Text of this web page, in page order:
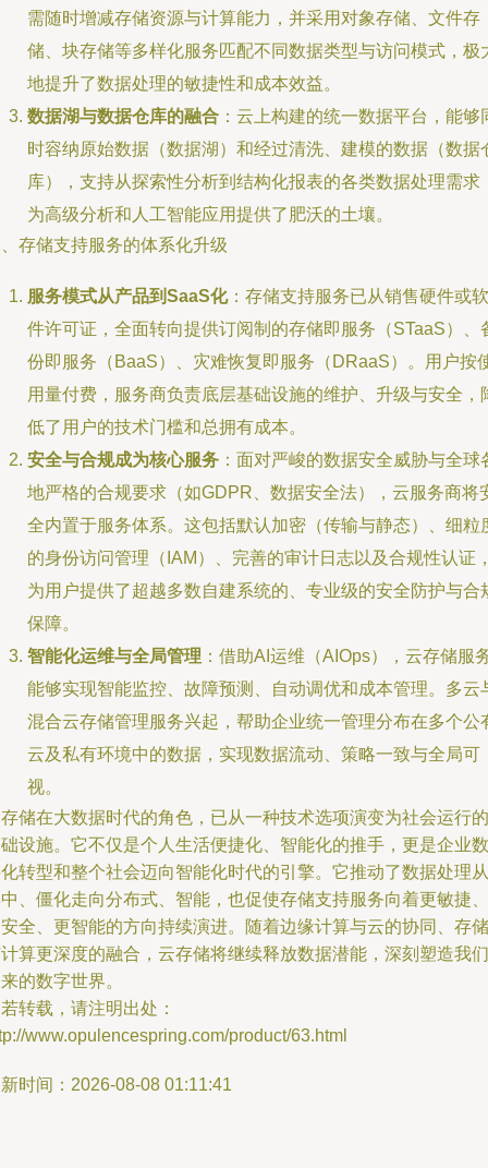
需随时增减存储资源与计算能力，并采用对象存储、文件存
储、块存储等多样化服务匹配不同数据类型与访问模式，极
地提升了数据处理的敏捷性和成本效益。
数据湖与数据仓库的融合 ：云上构建的统一数据平台，能够
时容纳原始数据（数据湖）和经过清洗、建模的数据（数据
库），支持从探索性分析到结构化报表的各类数据处理需求
为高级分析和人工智能应用提供了肥沃的土壤。
存储支持服务的体系化升级
服务模式从产品到SaaS化：存储支持服务已从销售硬件或软
件许可证，全面转向提供订阅制的存储即服务（STaaS）、
份即服务（BaaS）、灾难恢复即服务（DRaaS）。用户按
用量付费，服务商负责底层基础设施的维护、升级与安全，
低了用户的技术门槛和总拥有成本。
安全与合规成为核心服务 ：面对严峻的数据安全威胁与全球
地严格的合规要求（如GDPR、数据安全法），云服务商将
全内置于服务体系。这包括默认加密（传输与静态）、细粒
的身份访问管理（IAM）、完善的审计日志以及合规性认证
为用户提供了超越多数自建系统的、专业级的安全防护与合
保障。
智能化运维与全局管理 ：借助AI运维（AIOps），云存储服
能够实现智能监控、故障预测、自动调优和成本管理。多云
混合云存储管理服务兴起，帮助企业统一管理分布在多个公
云及私有环境中的数据，实现数据流动、策略一致与全局可
视。
储在大数据时代的角色，已从一种技术选项演变为社会运行的
设施。它不仅是个人生活便捷化、智能化的推手，更是企业数
转型和整个社会迈向智能化时代的引擎。它推动了数据处理从
、僵化走向分布式、智能，也促使存储支持服务向着更敏捷、
全、更智能的方向持续演进。随着边缘计算与云的协同、存储
算更深度的融合，云存储将继续释放数据潜能，深刻塑造我们
的数字世界。
转载，请注明出处：
www.opulencespring.com/product/63.html
时间：2026-08-08 01:11:41